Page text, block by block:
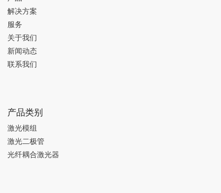
解决方案
服务
关于我们
新闻动态
联系我们
产品类别
激光模组
激光二极管
光纤耦合激光器